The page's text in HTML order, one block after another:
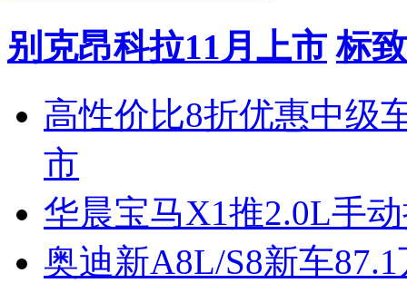
别克昂科拉11月上市 标
高性价比8折优惠中级
市
华晨宝马X1推2.0L手
奥迪新A8L/S8新车